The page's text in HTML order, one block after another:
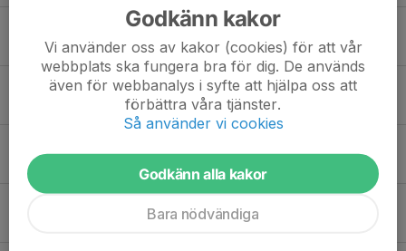
23 mar 2025 0
INTERSPORT är stolt samarbetspartner till Winnö IF
27 feb 2025 0
0
Godkänn kakor
Vi använder oss av kakor (cookies) för att vår
webbplats ska fungera bra för dig. De används
även för webbanalys i syfte att hjälpa oss att
förbättra våra tjänster.
Så använder vi cookies
Godkänn alla kakor
Bara nödvändiga